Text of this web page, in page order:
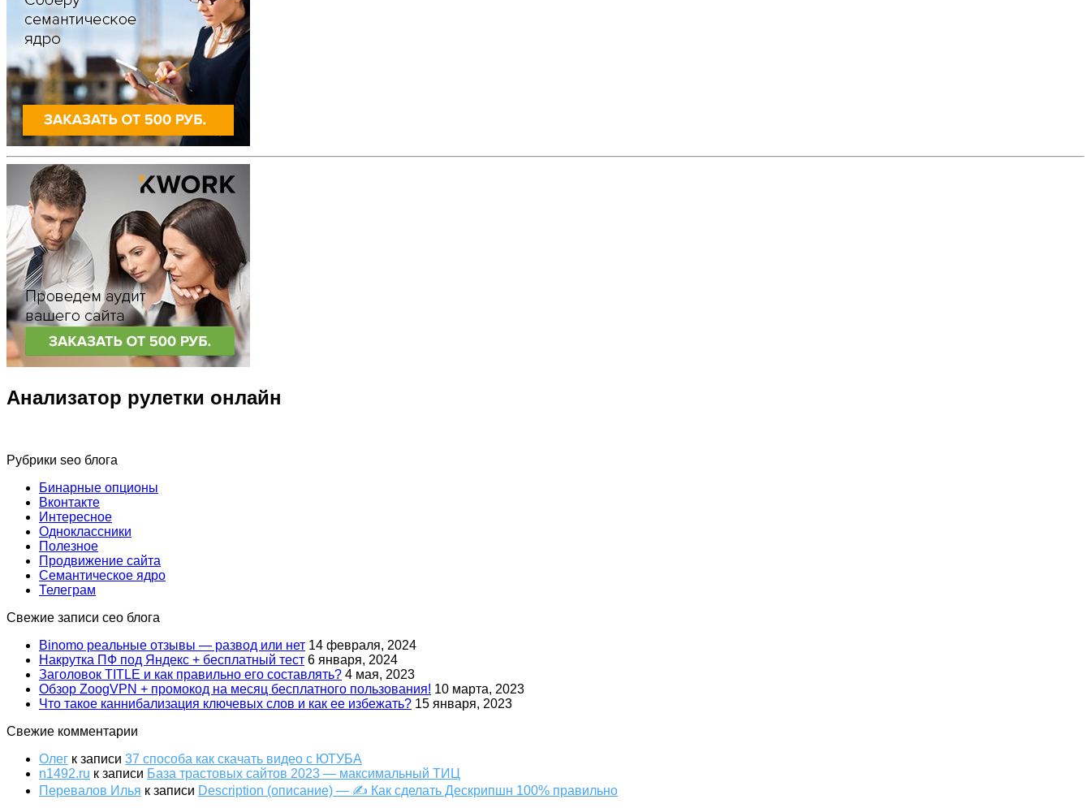
Анализатор рулетки онлайн
Рубрики seo блога
Бинарные опционы
Вконтакте
Интересное
Одноклассники
Полезное
Продвижение сайта
Семантическое ядро
Телеграм
Свежие записи сео блога
Binomo реальные отзывы — развод или нет 14 февраля, 2024
Накрутка ПФ под Яндекс + бесплатный тест 6 января, 2024
Заголовок TITLE и как правильно его составлять? 4 мая, 2023
Обзор ZoogVPN + промокод на месяц бесплатного пользования! 10 марта, 2023
Что такое каннибализация ключевых слов и как ее избежать? 15 января, 2023
Свежие комментарии
Олег к записи 37 способа как скачать видео с ЮТУБА
n1492.ru к записи База трастовых сайтов 2023 — максимальный ТИЦ
Перевалов Илья к записи Description (описание) — ✍ Как сделать Дескрипшн 100% правильно